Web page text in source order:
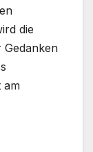
die
am